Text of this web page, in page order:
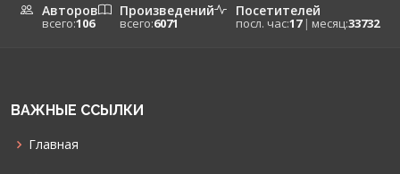
Авторов
всего:106
Произведений
всего:6071
Посетителей
посл. час:17 | месяц:33732
ВАЖНЫЕ ССЫЛКИ
Главная